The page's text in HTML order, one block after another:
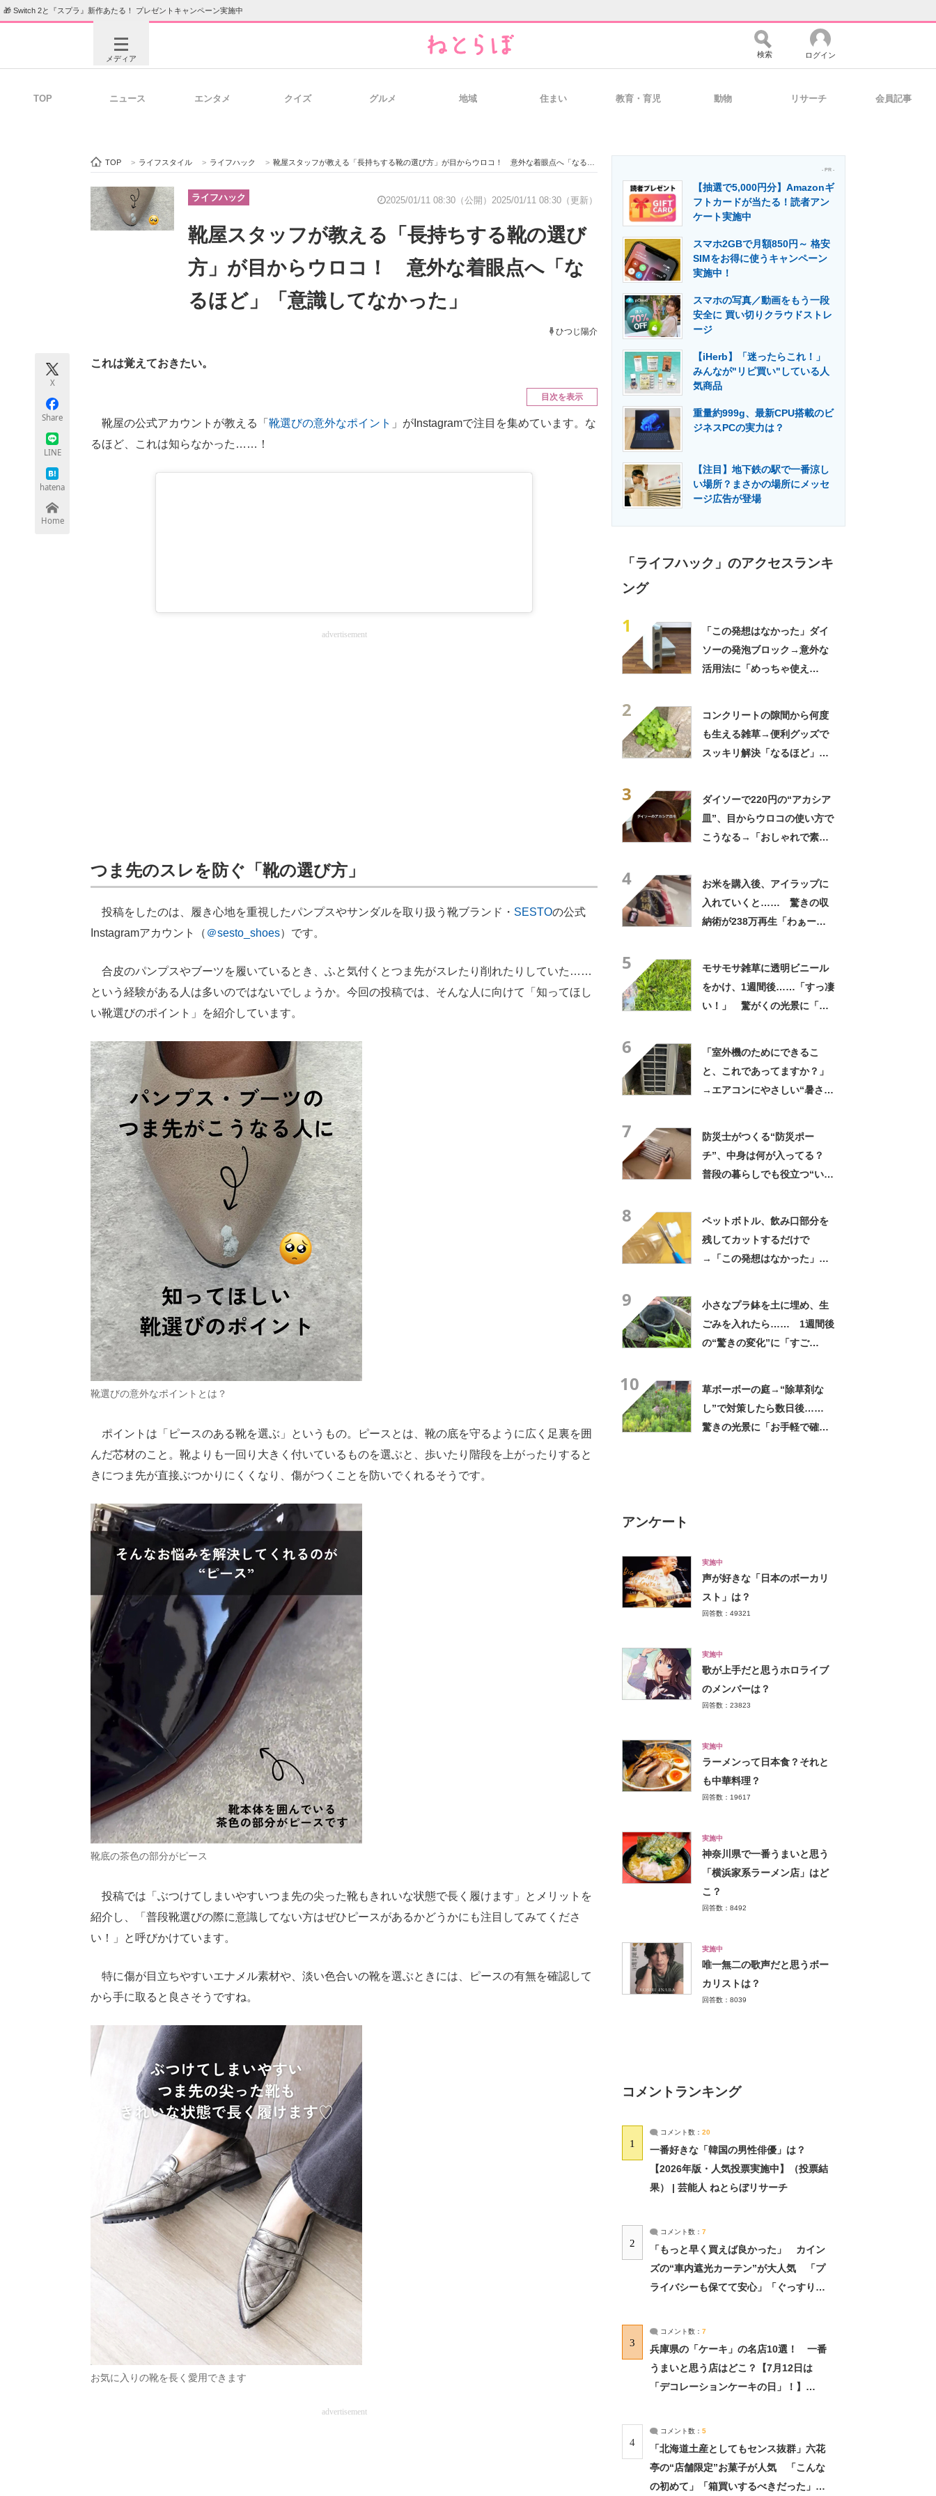
🎁 Switch 2と『スプラ』新作あたる！ プレゼントキャンペーン実施中
メディア
ビジネスと働き方のヒント 経営リーダーのコミュニティ マーケ×ITの今がよく分かる
ITエンジニア向け専門サイト IT製品の技術・比較・事例 製造業のIT導入・活用を支援
エネルギーの専門メディア 建設×テクノロジーの最前線
検索 ログイン
TOP ニュース エンタメ クイズ グルメ 地域 住まい 教育・育児 動物 リサーチ 会員記事
TOP > ライフスタイル > ライフハック > 靴屋スタッフが教える「長持ちする靴の選び方」が目からウロコ！ 意外な着眼点へ「なるほど」「意識してなかった」
ライフハック 2025/01/11 08:30（公開） 2025/01/11 08:30（更新）
靴屋スタッフが教える「長持ちする靴の選び
方」が目からウロコ！ 意外な着眼点へ「な
るほど」「意識してなかった」
ひつじ陽介
X
Share
LINE
hatena
Home
これは覚えておきたい。
目次を表示
靴屋の公式アカウントが教える「 靴選びの意外なポイント 」がInstagramで注目を集めています。な
るほど、これは知らなかった……！
advertisement
つま先のスレを防ぐ「靴の選び方」
投稿をしたのは、履き心地を重視したパンプスやサンダルを取り扱う靴ブランド・ SESTOの公式
Instagramアカウント（ ＠sesto_shoes）です。
合皮のパンプスやブーツを履いているとき、ふと気付くとつま先がスレたり削れたりしていた……
という経験がある人は多いのではないでしょうか。今回の投稿では、そんな人に向けて「知ってほし
い靴選びのポイント」を紹介しています。
靴選びの意外なポイントとは？
ポイントは「ピースのある靴を選ぶ」というもの。ピースとは、靴の底を守るように広く足裏を囲
んだ芯材のこと。靴よりも一回り大きく付いているものを選ぶと、歩いたり階段を上がったりすると
きにつま先が直接ぶつかりにくくなり、傷がつくことを防いでくれるそうです。
靴底の茶色の部分がピース
投稿では「ぶつけてしまいやすいつま先の尖った靴もきれいな状態で長く履けます」とメリットを
紹介し、「普段靴選びの際に意識してない方はぜひピースがあるかどうかにも注目してみてくださ
い！」と呼びかけています。
特に傷が目立ちやすいエナメル素材や、淡い色合いの靴を選ぶときには、ピースの有無を確認して
から手に取ると良さそうですね。
お気に入りの靴を長く愛用できます
advertisement
- PR -
【抽選で5,000円分】Amazonギ
フトカードが当たる！読者アン
ケート実施中
スマホ2GBで月額850円～ 格安
SIMをお得に使うキャンペーン
実施中！
スマホの写真／動画をもう一段
安全に 買い切りクラウドストレ
ージ
【iHerb】「迷ったらこれ！」
みんなが"リピ買い"している人
気商品
重量約999g、最新CPU搭載のビ
ジネスPCの実力は？
【注目】地下鉄の駅で一番涼し
い場所？まさかの場所にメッセ
ージ広告が登場
「ライフハック」のアクセスランキ
ング
1
「この発想はなかった」ダイ
ソーの発泡ブロック→意外な
活用法に「めっちゃ使え
2
コンクリートの隙間から何度
も生える雑草→便利グッズで
スッキリ解決「なるほど」
3
ダイソーで220円の“アカシア
皿”、目からウロコの使い方で
こうなる→「おしゃれで素
4
お米を購入後、アイラップに
入れていくと…… 驚きの収
納術が238万再生「わぁー！
5
モサモサ雑草に透明ビニール
をかけ、1週間後……「すっ凄
い！」 驚がくの光景に「半
6
「室外機のためにできるこ
と、これであってますか？」
→エアコンにやさしい“暑さ対
7
防災士がつくる“防災ポー
チ”、中身は何が入ってる？
普段の暮らしでも役立つ“いつ
8
ペットボトル、飲み口部分を
残してカットするだけで
→「この発想はなかった」
9
小さなプラ鉢を土に埋め、生
ごみを入れたら…… 1週間後
の“驚きの変化”に「すご
10
草ボーボーの庭→“除草剤な
し”で対策したら数日後……
驚きの光景に「お手軽で確実
アンケート
実施中
声が好きな「日本のボーカリ
スト」は？
回答数：49321
実施中
歌が上手だと思うホロライブ
のメンバーは？
回答数：23823
実施中
ラーメンって日本食？それと
も中華料理？
回答数：19617
実施中
神奈川県で一番うまいと思う
「横浜家系ラーメン店」はど
こ？
回答数：8492
実施中
唯一無二の歌声だと思うボー
カリストは？
回答数：8039
コメントランキング
1
コメント数： 20
一番好きな「韓国の男性俳優」は？
【2026年版・人気投票実施中】（投票結
果） | 芸能人 ねとらぼリサーチ
2
コメント数： 7
「もっと早く買えば良かった」 カイン
ズの“車内遮光カーテン”が大人気 「プ
ライバシーも保てて安心」「ぐっすり眠
3
コメント数： 7
兵庫県の「ケーキ」の名店10選！ 一番
うまいと思う店はどこ？【7月12日は
「デコレーションケーキの日」！】
4
コメント数： 5
「北海道土産としてもセンス抜群」六花
亭の“店舗限定”お菓子が人気 「こんな
の初めて」「箱買いするべきだった」